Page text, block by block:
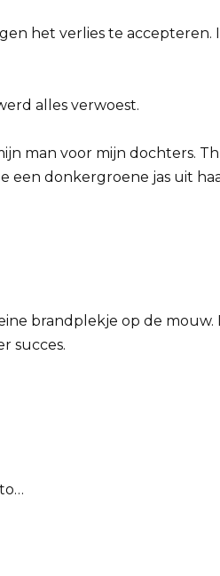
het verlies te accepteren.
alles verwoest.
man voor mijn dochters.
een donkergroene jas uit
brandplekje op de mouw.
succes.